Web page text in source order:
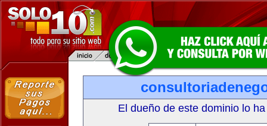
El dueño de este dominio lo